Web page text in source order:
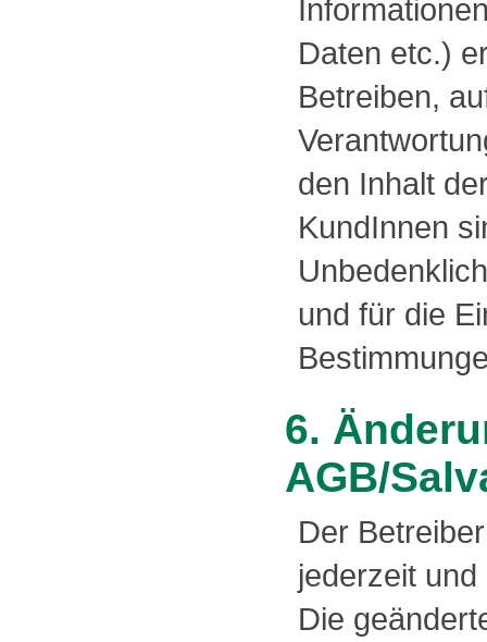
Daten etc.)
Betreiben,
den Inhalt
KundInnen
und für die
6.
AGB/
Der
jederzeit
Die